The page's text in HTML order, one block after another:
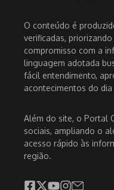
O conteúdo é
verificadas,
compromisso com a
linguagem adotada
fácil entendimento,
acontecimentos do dia
Além do site, o Portal
sociais, ampliando o
acesso rápido às
região.